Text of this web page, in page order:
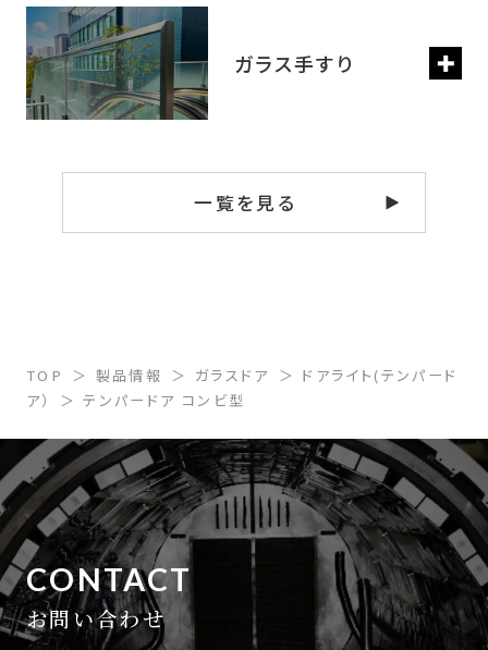
ガラス手すり
一覧を見る
TOP 製品情報 ガラスドア
ドアライト(テンパード
ア）
テンパードア コンビ型
CONTACT
お問い合わせ